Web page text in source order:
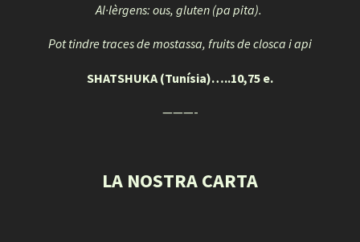
Al·lèrgens: ous, gluten (pa pita).
Pot tindre traces de mostassa, fruits de closca i api
SHATSHUKA (Tunísia)…..10,75 e.
———-
LA NOSTRA CARTA